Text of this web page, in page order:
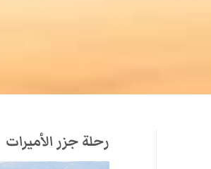
رحلة جزر الأميرات